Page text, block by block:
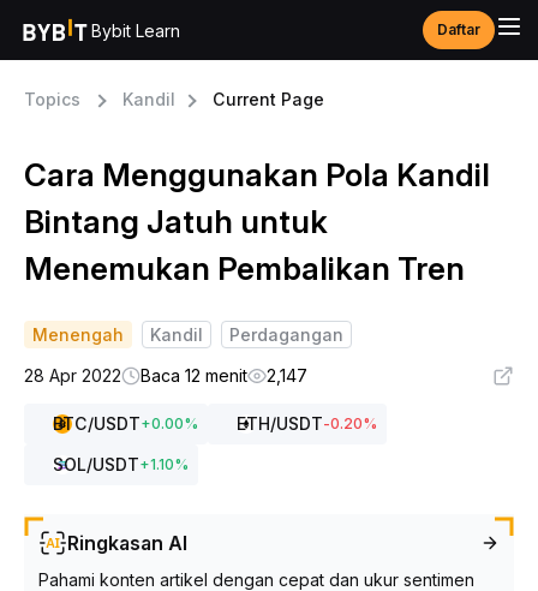
Bybit Learn Daftar
Topics Kandil Current Page
Cara Menggunakan Pola Kandil
Bintang Jatuh untuk
Menemukan Pembalikan Tren
Menengah Kandil
Perdagangan
28 Apr 2022
Baca 12 menit 2,147
BTC/USDT+0.00% ETH/USDT-0.20%
SOL/USDT+1.10%
Ringkasan AI
Pahami konten artikel dengan cepat dan ukur sentimen